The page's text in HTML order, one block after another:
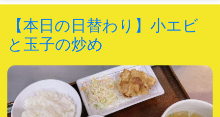
【本日の日替わり】小エビ
と玉子の炒め